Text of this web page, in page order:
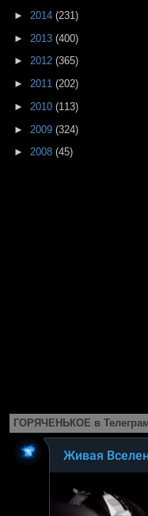
► 2014(231)
► 2013(400)
►2012(365)
►2011(202)
► 2010(113)
► 2009(324)
►2008(45)
ГОРЯЧЕНЬКОЕ в